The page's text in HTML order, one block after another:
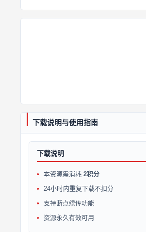
下载说明与使用指南
下载说明
本资源需消耗 2积分
24小时内重复下载不扣分
支持断点续传功能
资源永久有效可用